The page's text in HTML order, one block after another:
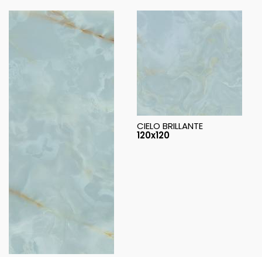
CIELO BRILLANTE
120x120